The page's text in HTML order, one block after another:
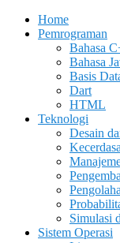
Home
Pemrograman
Bahasa
Bahasa
Basis
Dart
HTML
Teknologi
Desain
Simulasi
Sistem Operasi